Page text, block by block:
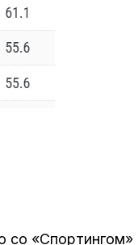
со «Спортингом»